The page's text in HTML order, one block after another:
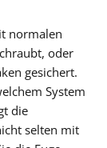
normalen
oder
gesichert.
System
die
selten mit